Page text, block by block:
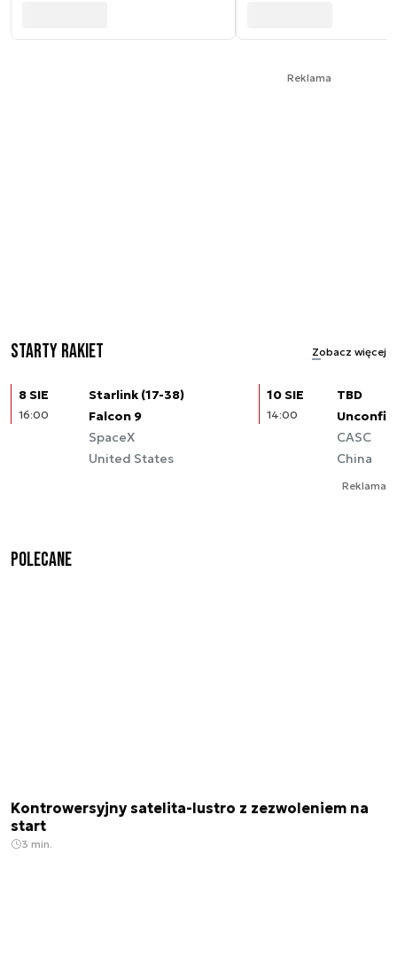
Reklama
Starty rakiet Zobacz więcej
8 SIE
16:00
Starlink (17-38)
Falcon 9
SpaceX
United States
10 SIE
14:00
TBD
CASC
China
Reklama
Polecane
Kontrowersyjny satelita-lustro z zezwoleniem na
start
3 min.